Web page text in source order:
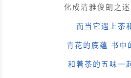
化成清雅俊朗之
而当它遇上茶
青花的底蕴 书中
和着茶的五味一